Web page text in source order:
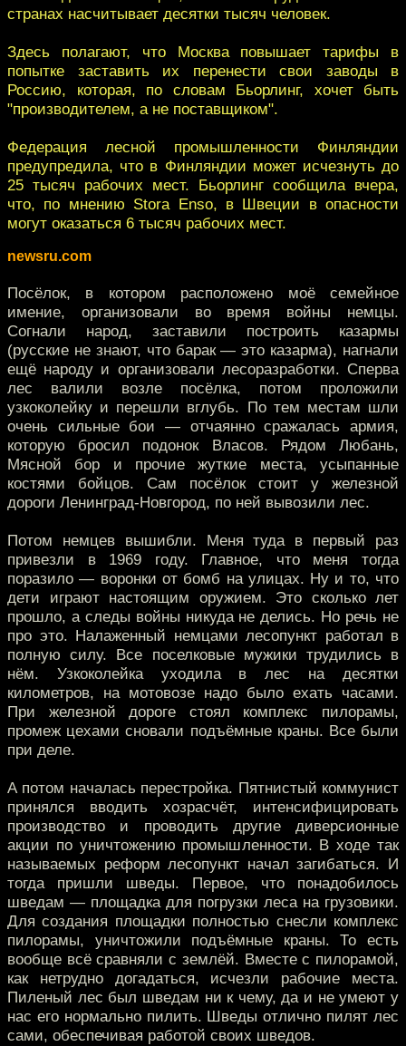
странах насчитывает десятки тысяч человек.
Здесь полагают, что Москва повышает тарифы в
попытке заставить их перенести свои заводы в
Россию, которая, по словам Бьорлинг, хочет быть
"производителем, а не поставщиком".
Федерация лесной промышленности Финляндии
предупредила, что в Финляндии может исчезнуть до
25 тысяч рабочих мест. Бьорлинг сообщила вчера,
что, по мнению Stora Enso, в Швеции в опасности
могут оказаться 6 тысяч рабочих мест.
newsru.com
Посёлок, в котором расположено моё семейное
имение, организовали во время войны немцы.
Согнали народ, заставили построить казармы
(русские не знают, что барак — это казарма), нагнали
ещё народу и организовали лесоразработки. Сперва
лес валили возле посёлка, потом проложили
узкоколейку и перешли вглубь. По тем местам шли
очень сильные бои — отчаянно сражалась армия,
которую бросил подонок Власов. Рядом Любань,
Мясной бор и прочие жуткие места, усыпанные
костями бойцов. Сам посёлок стоит у железной
дороги Ленинград-Новгород, по ней вывозили лес.
Потом немцев вышибли. Меня туда в первый раз
привезли в 1969 году. Главное, что меня тогда
поразило — воронки от бомб на улицах. Ну и то, что
дети играют настоящим оружием. Это сколько лет
прошло, а следы войны никуда не делись. Но речь не
про это. Налаженный немцами лесопункт работал в
полную силу. Все поселковые мужики трудились в
нём. Узкоколейка уходила в лес на десятки
километров, на мотовозе надо было ехать часами.
При железной дороге стоял комплекс пилорамы,
промеж цехами сновали подъёмные краны. Все были
при деле.
А потом началась перестройка. Пятнистый коммунист
принялся вводить хозрасчёт, интенсифицировать
производство и проводить другие диверсионные
акции по уничтожению промышленности. В ходе так
называемых реформ лесопункт начал загибаться. И
тогда пришли шведы. Первое, что понадобилось
шведам — площадка для погрузки леса на грузовики.
Для создания площадки полностью снесли комплекс
пилорамы, уничтожили подъёмные краны. То есть
вообще всё сравняли с землёй. Вместе с пилорамой,
как нетрудно догадаться, исчезли рабочие места.
Пиленый лес был шведам ни к чему, да и не умеют у
нас его нормально пилить. Шведы отлично пилят лес
сами, обеспечивая работой своих шведов.